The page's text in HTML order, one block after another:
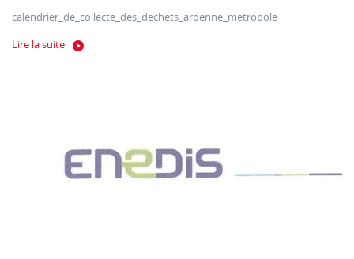
calendrier_de_collecte_des_dechets_ardenne_metropole
Lire la suite